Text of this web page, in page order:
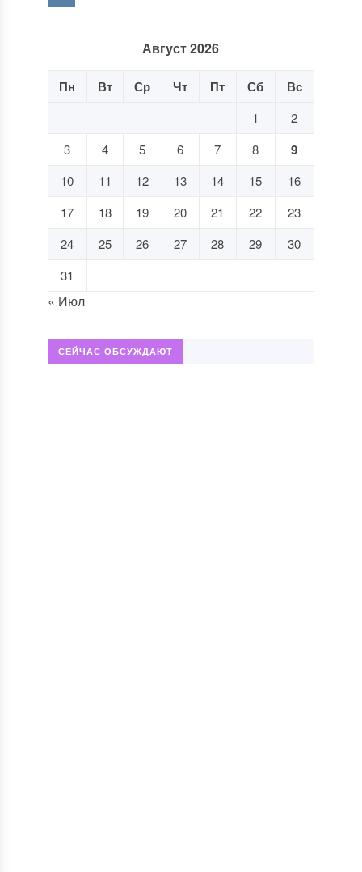
Август 2026
Пн Вт Ср Чт Пт Сб Вс
1
2
3
4 5 6 7 8 9
10 11 12 13 14 15
16
17
18 19 20 21 22
23
24
25 26 27 28 29
30
31
« Июл
СЕЙЧАС ОБСУЖДАЮТ